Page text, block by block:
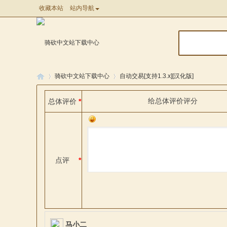
收藏本站 站内导航
骑砍中文站下载中心 自动交易[支持1.3.x][汉化版]
*
总体评价 给总体评价评分
*
点评
马小二